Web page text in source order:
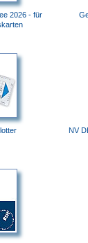
2026 - für
NV